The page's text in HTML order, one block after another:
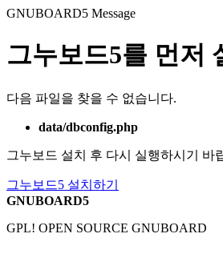
GNUBOARD5 Message
그누보드5를 먼저
다음 파일을 찾을 수 없습니다.
data/dbconfig.php
그누보드 설치 후 다시 실행하시기 바
그누보드5 설치하기
GNUBOARD5
GPL! OPEN SOURCE GNUBOARD